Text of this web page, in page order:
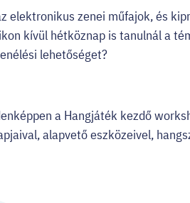
elektronikus zenei műfajok, és
kívül hétköznap is tanulnál a
lehetőséget?
a Hangjáték kezdő
alapvető eszközeivel,